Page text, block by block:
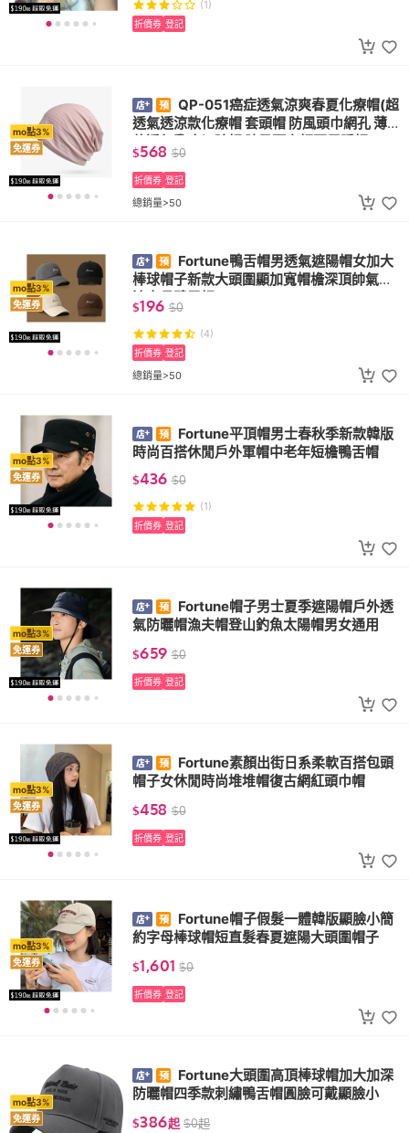
(1)
折價券 登記
mo點3%
免運券
QP-051癌症透氣涼爽春夏化療帽(超
透氣透涼款化療帽 套頭帽 防風頭巾網孔 薄
款透氣乳癌切除帽 脖子頭套帽兩用睡帽)
$568 $0
總銷量>50
折價券 登記
mo點3%
免運券
Fortune鴨舌帽男透氣遮陽帽女加大
棒球帽子新款大頭圍顯加寬帽檐深頂帥氣潮
流字母鴨舌帽
$196 $0
(4)
總銷量>50
折價券 登記
mo點3%
免運券
Fortune平頂帽男士春秋季新款韓版
時尚百搭休閒戶外軍帽中老年短檐鴨舌帽
$436 $0
(1)
折價券 登記
mo點3%
免運券
Fortune帽子男士夏季遮陽帽戶外透
氣防曬帽漁夫帽登山釣魚太陽帽男女通用
$659 $0
折價券 登記
mo點3%
免運券
Fortune素顏出街日系柔軟百搭包頭
帽子女休閒時尚堆堆帽復古網紅頭巾帽
$458 $0
折價券 登記
mo點3%
免運券
Fortune帽子假髮一體韓版顯臉小簡
約字母棒球帽短直髮春夏遮陽大頭圍帽子
$1,601 $0
折價券 登記
mo點3%
免運券
Fortune大頭圍高頂棒球帽加大加深
防曬帽四季款刺繡鴨舌帽圓臉可戴顯臉小
$386起 $0起